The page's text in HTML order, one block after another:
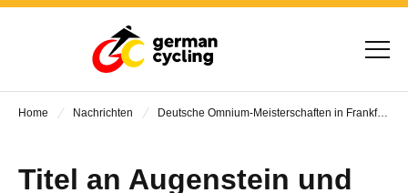
Home Nachrichten Deutsche Omnium-Meisterschaften in Frankfurt/Oder
Titel an Augenstein und